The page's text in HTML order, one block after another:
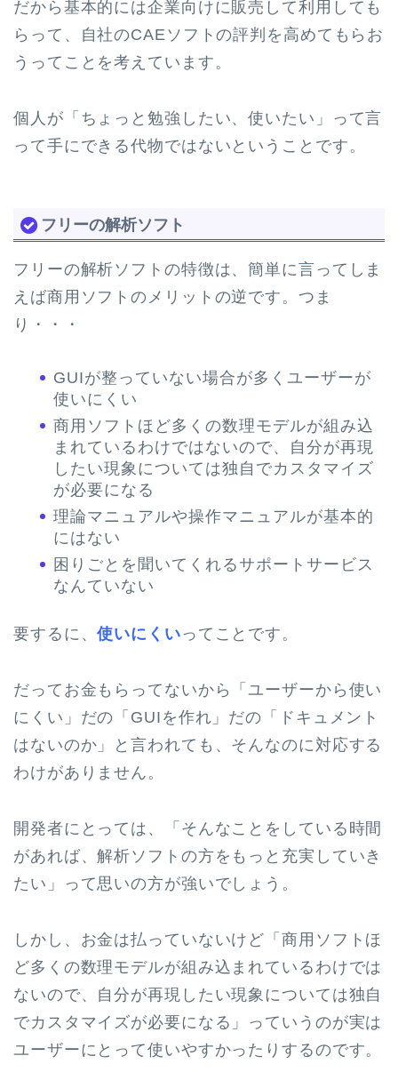
だから基本的には企業向けに販売して利用しても
らって、自社のCAEソフトの評判を高めてもらお
うってことを考えています。
個人が「ちょっと勉強したい、使いたい」って言
って手にできる代物ではないということです。
フリーの解析ソフト
フリーの解析ソフトの特徴は、簡単に言ってしま
えば商用ソフトのメリットの逆です。つま
り・・・
GUIが整っていない場合が多くユーザーが
使いにくい
商用ソフトほど多くの数理モデルが組み込
まれているわけではないので、自分が再現
したい現象については独自でカスタマイズ
が必要になる
理論マニュアルや操作マニュアルが基本的
にはない
困りごとを聞いてくれるサポートサービス
なんていない
要するに、使いにくいってことです。
だってお金もらってないから「ユーザーから使い
にくい」だの「GUIを作れ」だの「ドキュメント
はないのか」と言われても、そんなのに対応する
わけがありません。
開発者にとっては、「そんなことをしている時間
があれば、解析ソフトの方をもっと充実していき
たい」って思いの方が強いでしょう。
しかし、お金は払っていないけど「商用ソフトほ
ど多くの数理モデルが組み込まれているわけでは
ないので、自分が再現したい現象については独自
でカスタマイズが必要になる」っていうのが実は
ユーザーにとって使いやすかったりするのです。